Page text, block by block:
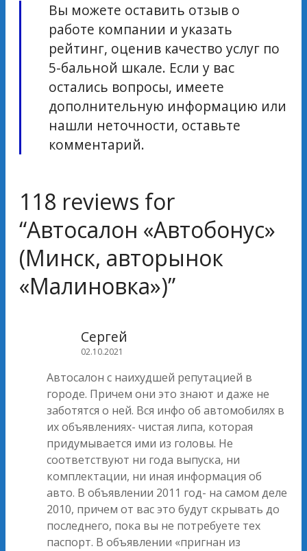
Вы можете оставить отзыв о
работе компании и указать
рейтинг, оценив качество услуг по
5-бальной шкале. Если у вас
остались вопросы, имеете
дополнительную информацию или
нашли неточности, оставьте
комментарий.
118 reviews for
“Автосалон «Автобонус»
(Минск, авторынок
«Малиновка»)”
Сергей
02.10.2021
Автосалон с наихудшей репутацией в
городе. Причем они это знают и даже не
заботятся о ней. Вся инфо об автомобилях в
их объявлениях- чистая липа, которая
придумывается ими из головы. Не
соответствуют ни года выпуска, ни
комплектации, ни иная информация об
авто. В объявлении 2011 год- на самом деле
2010, причем от вас это будут скрывать до
последнего, пока вы не потребуете тех
паспорт. В объявлении «пригнан из